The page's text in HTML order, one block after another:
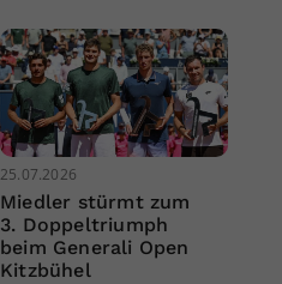
25.07.2026
Miedler stürmt zum
3. Doppeltriumph
beim Generali Open
Kitzbühel